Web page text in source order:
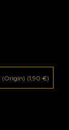
(Origin) (1,90 €)